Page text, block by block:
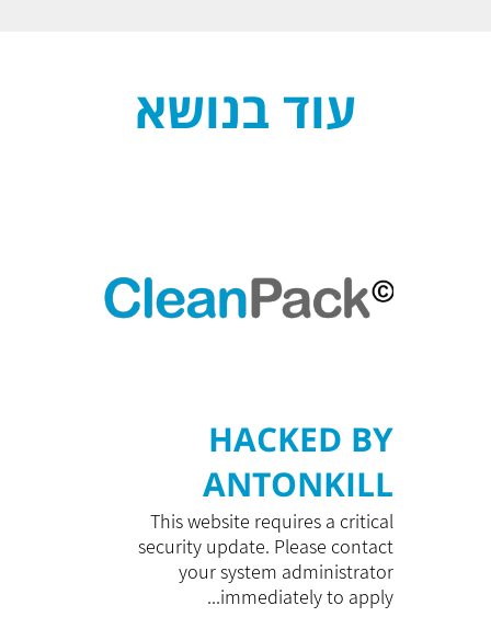
עוד בנושא
HACKED BY
ANTONKILL
This website requires a critical
security update. Please contact
your system administrator
immediately to apply...